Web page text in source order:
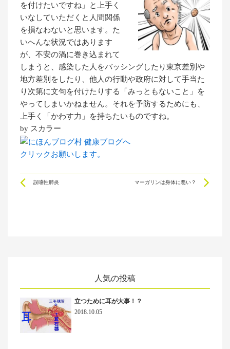
を付けたいですね」と上手く
いなしていただくと人間関係
を損なわないと思います。た
いへんな状況ではあります
が、不安の渦に巻き込まれて
しまうと、感染した人をバッシングしたり東京差別や
地方差別をしたり、他人の行動や政府に対して手当た
り次第に文句を付けたりする「みっともないこと」を
やってしまいかねません。それを予防するためにも、
上手く「かわす力」を持ちたいものですね。
by スカラー
クリックお願いします。
Prev
誤嚥性肺炎 マーガリンは身体に悪い？
人気の投稿
立つために耳が大事！？
2018.10.05